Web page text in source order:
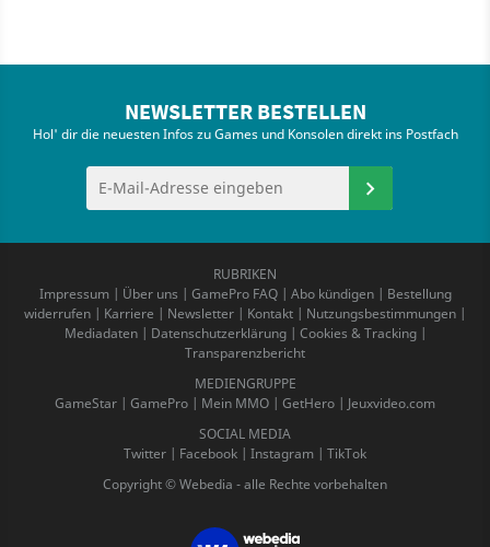
NEWSLETTER BESTELLEN
Hol' dir die neuesten Infos zu Games und Konsolen direkt ins Postfach
RUBRIKEN
Impressum| Über uns | GamePro FAQ| Abo kündigen| Bestellung
widerrufen | Karriere | Newsletter | Kontakt | Nutzungsbestimmungen |
Mediadaten| Datenschutzerklärung| Cookies & Tracking|
Transparenzbericht
MEDIENGRUPPE
GameStar | GamePro | Mein MMO | GetHero | Jeuxvideo.com
SOCIAL MEDIA
Twitter | Facebook | Instagram | TikTok
Copyright © Webedia - alle Rechte vorbehalten